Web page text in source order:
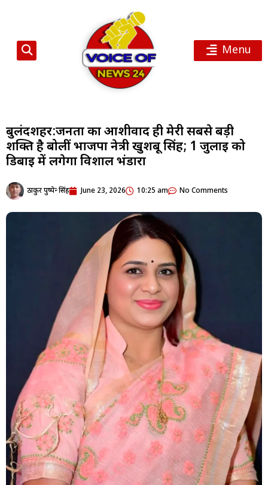
Menu
बुलंदशहर:जनता का आशीर्वाद ही मेरी सबसे बड़ी
शक्ति है बोलीं भाजपा नेत्री खुशबू सिंह; 1 जुलाई को
डिबाई में लगेगा विशाल भंडारा
ठाकुर पुष्पेन्द्र सिंह June 23, 2026 10:25 am No Comments